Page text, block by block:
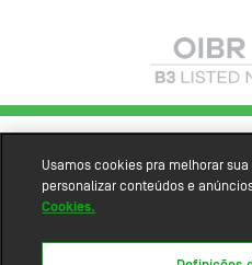
Usamos cookies pra melhorar
personalizar conteúdos e
Cookies.